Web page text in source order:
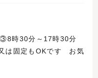
時30分～17時30分
は固定もOKです お気